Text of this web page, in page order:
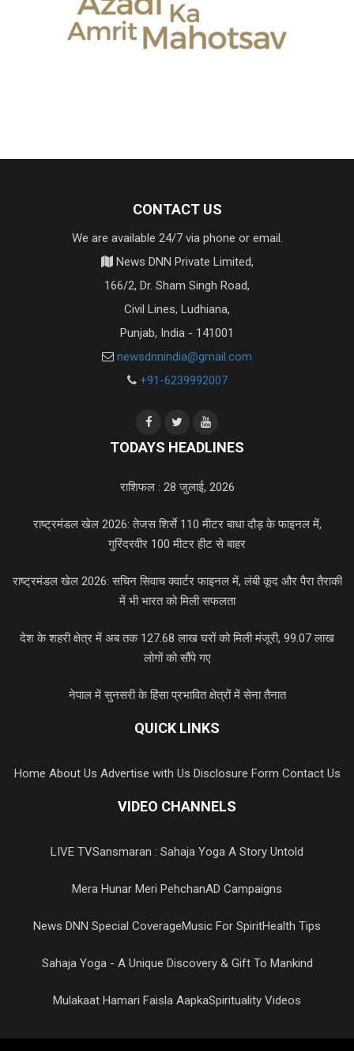
CONTACT US
We are available 24/7 via phone or email.
News DNN Private Limited,
166/2, Dr. Sham Singh Road,
Civil Lines, Ludhiana,
Punjab, India - 141001
newsdnnindia@gmail.com
+91-6239992007
TODAYS HEADLINES
राशिफल : 28 जुलाई, 2026
राष्ट्रमंडल खेल 2026: तेजस शिर्से 110 मीटर बाधा दौड़ के फाइनल में,
गुरिंदरवीर 100 मीटर हीट से बाहर
राष्ट्रमंडल खेल 2026: सचिन सिवाच क्वार्टर फाइनल में, लंबी कूद और पैरा तैराकी
में भी भारत को मिली सफलता
देश के शहरी क्षेत्र में अब तक 127.68 लाख घरों को मिली मंजूरी, 99.07 लाख
लोगों को सौंपे गए
नेपाल में सुनसरी के हिंसा प्रभावित क्षेत्रों में सेना तैनात
QUICK LINKS
Home About Us Advertise with Us Disclosure Form Contact Us
VIDEO CHANNELS
LIVE TVSansmaran : Sahaja Yoga A Story Untold
Mera Hunar Meri PehchanAD Campaigns
News DNN Special CoverageMusic For SpiritHealth Tips
Sahaja Yoga - A Unique Discovery & Gift To Mankind
Mulakaat Hamari Faisla AapkaSpirituality Videos